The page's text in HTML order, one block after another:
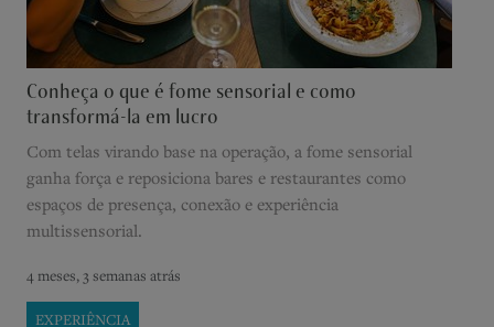
Conheça o que é fome sensorial e como
transformá-la em lucro
Com telas virando base na operação, a fome sensorial
ganha força e reposiciona bares e restaurantes como
espaços de presença, conexão e experiência
multissensorial.
4 meses, 3 semanas atrás
EXPERIÊNCIA